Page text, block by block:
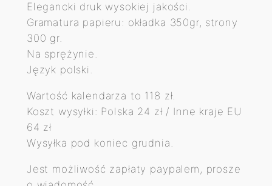
Elegancki druk wysokiej jakości.
Gramatura papieru: okładka 350gr, strony
300 gr.
Na sprężynie.
Język polski.
Wartość kalendarza to 118 zł.
Koszt wysyłki: Polska 24 zł / Inne kraje EU
64 zł
Wysyłka pod koniec grudnia.
Jest możliwość zapłaty paypalem, prosze